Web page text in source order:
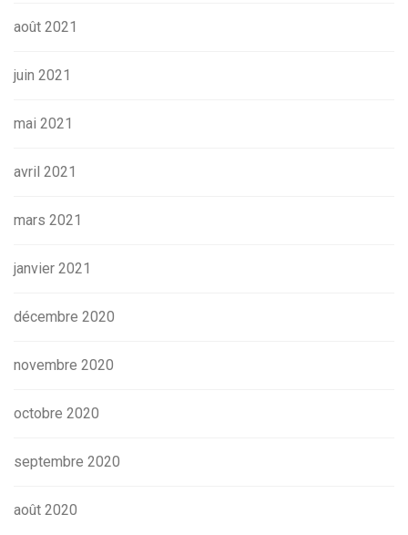
août 2021
juin 2021
mai 2021
avril 2021
mars 2021
janvier 2021
décembre 2020
novembre 2020
octobre 2020
septembre 2020
août 2020